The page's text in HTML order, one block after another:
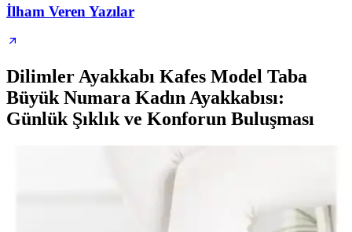
İlham Veren Yazılar
Dilimler Ayakkabı Kafes Model Taba
Büyük Numara Kadın Ayakkabısı:
Günlük Şıklık ve Konforun Buluşması